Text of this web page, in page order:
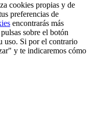
cookies propias y de
preferencias de
encontrarás más
sobre el botón
uso. Si por el contrario
y te indicaremos cómo